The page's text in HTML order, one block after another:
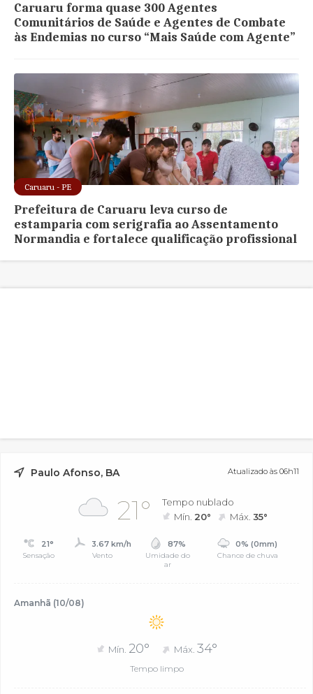
Caruaru forma quase 300 Agentes
Comunitários de Saúde e Agentes de Combate
às Endemias no curso “Mais Saúde com Agente”
Caruaru - PE
Prefeitura de Caruaru leva curso de
estamparia com serigrafia ao Assentamento
Normandia e fortalece qualificação profissional
Paulo Afonso, BA Atualizado às 06h11
21°
Tempo nublado
Mín. 20° Máx.35°
21°
Sensação
3.67 km/h
Vento
87%
Umidade do
ar
0% (0mm)
Chance de chuva
Amanhã (10/08)
Mín. 20° Máx. 34°
Tempo limpo